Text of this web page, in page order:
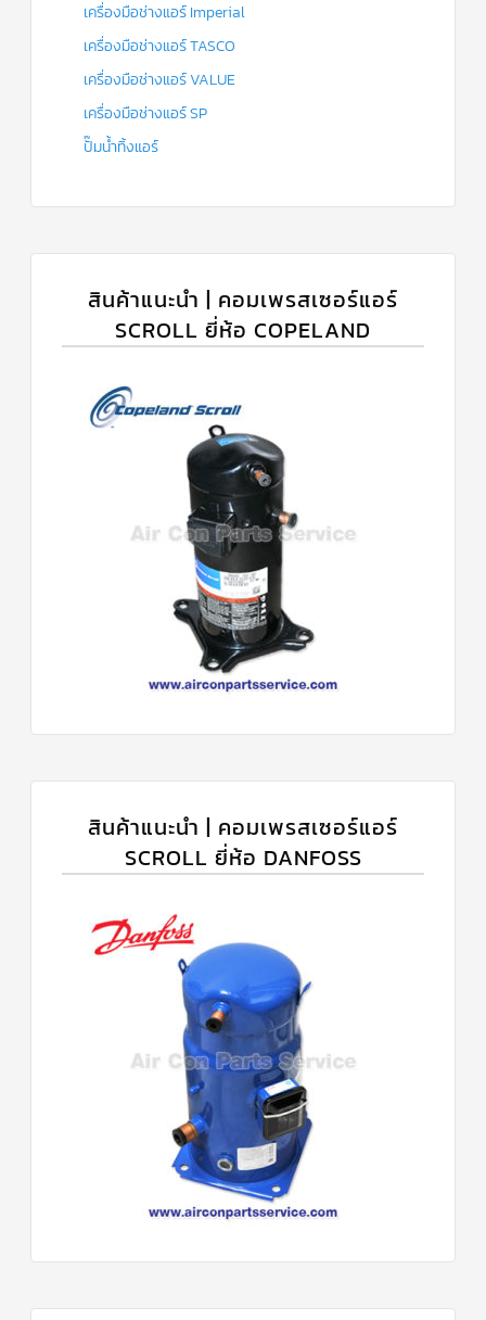
เครื่องมือช่างแอร์ Imperial
เครื่องมือช่างแอร์ TASCO
เครื่องมือช่างแอร์ VALUE
เครื่องมือช่างแอร์ SP
ปั๊มน้ำทิ้งแอร์
สินค้าแนะนำ | คอมเพรสเซอร์แอร์
SCROLL ยี่ห้อ COPELAND
สินค้าแนะนำ | คอมเพรสเซอร์แอร์
SCROLL ยี่ห้อ DANFOSS